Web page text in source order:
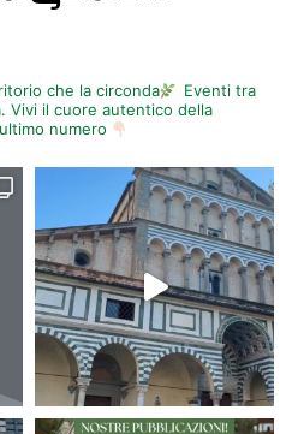
che la circonda
Eventi tra
Vivi il cuore autentico della
numero